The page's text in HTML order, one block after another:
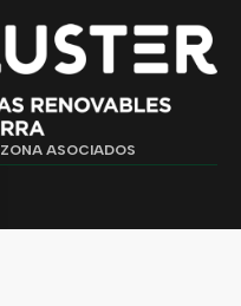
ZONA ASOCIADOS